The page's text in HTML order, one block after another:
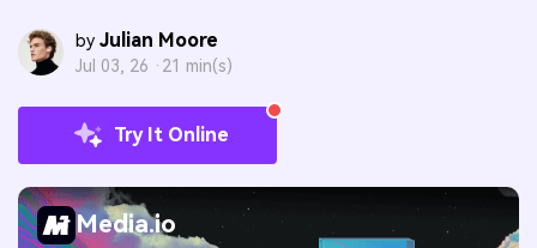
by Julian Moore
Jul 03, 26 · 21 min(s)
Try It Online
Media.io